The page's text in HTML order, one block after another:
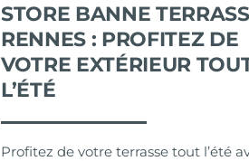
STORE BANNE
RENNES : PROFITEZ DE
VOTRE EXTÉRIEUR
L’ÉTÉ
Profitez de votre terrasse tout l’été